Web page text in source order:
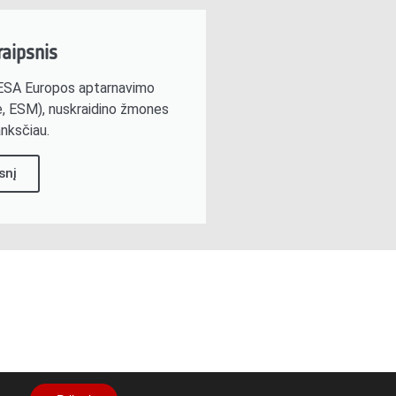
Europos aptarnavimo
ESM), nuskraidino žmones